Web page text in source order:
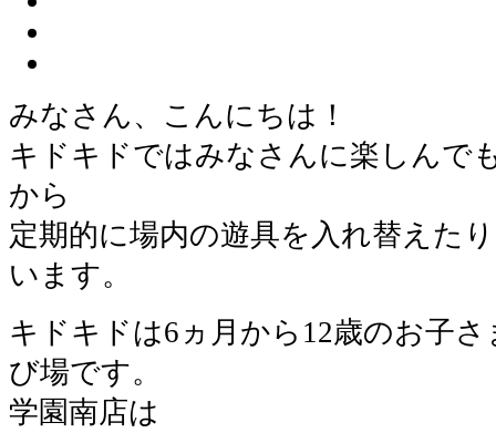
みなさん、こんにちは！
キドキドではみなさんに楽しんで
から
定期的に場内の遊具を入れ替えた
います。
キドキドは6ヵ月から12歳のお子
び場です。
学園南店は